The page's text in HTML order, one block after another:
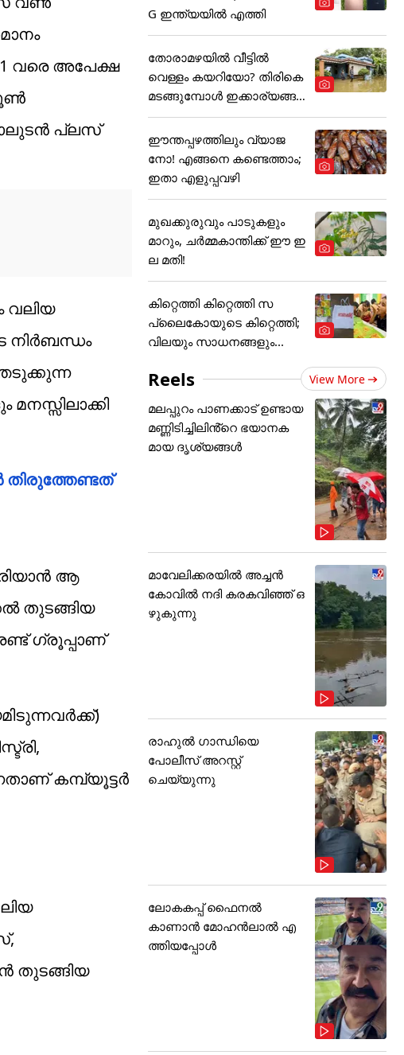
വരെ അപേക്ഷ
പ്ലസ്
വലിയ
നിർബന്ധം
തിരുത്തേണ്ടത്
ആ​
തുടങ്ങിയ
​ഗ്രൂപ്പാണ്
കമ്പ്യൂട്ടർ
തുടങ്ങിയ
G ഇന്ത്യയിൽ എത്തി
തോരാമഴയിൽ വീട്ടിൽ
വെള്ളം കയറിയോ? തിരികെ
മടങ്ങുമ്പോൾ ഇക്കാര്യങ്ങ
ൾ
ഈന്തപ്പഴത്തിലും വ്യാജ
നോ! എങ്ങനെ കണ്ടെത്താം;
ഇതാ എളുപ്പവഴി
മുഖക്കുരുവും പാടുകളും
മാറും, ചർമ്മകാന്തിക്ക് ഈ ഇ
ല മതി!
കിറ്റെത്തി കിറ്റെത്തി സ
പ്ലൈകോയുടെ കിറ്റെത്തി;
വിലയും സാധനങ്ങളും...
Reels View More
മലപ്പുറം പാണക്കാട് ഉണ്ടായ
മണ്ണിടിച്ചിലിൻ്റെ ഭയാനക
മായ ദൃശ്യങ്ങൾ
മാവേലിക്കരയിൽ അച്ചൻ
കോവിൽ നദി കരകവിഞ്ഞ് ഒ
ഴുകുന്നു
രാഹുൽ ഗാന്ധിയെ
പോലീസ് അറസ്റ്റ്
ചെയ്യുന്നു
ലോകകപ്പ് ഫൈനൽ
കാണാൻ മോഹൻലാൽ എ
ത്തിയപ്പോൾ